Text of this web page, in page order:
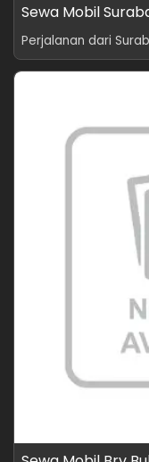
Sewa Mobil
Perjalanan dari